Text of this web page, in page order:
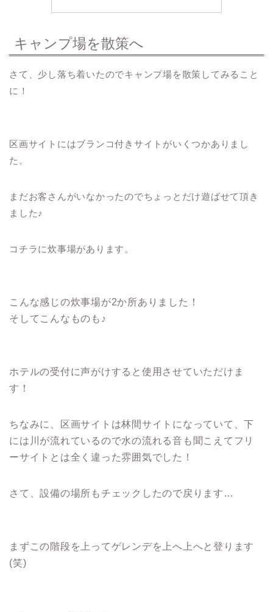
キャンプ場を散策へ
さて、少し落ち着いたのでキャンプ場を散策してみること
に！
区画サイトにはブランコ付きサイトがいくつかありまし
た。
まだお客さんがいなかったのでちょっとだけ遊ばせて頂き
ました♪
コチラに炊事場があります。
こんな感じの炊事場が2か所ありました！
そしてこんなものも♪
ホテルの受付に声がけすると使用させていただけま
す！
ちなみに、区画サイトは林間サイトになっていて、下
には川が流れているので水の流れる音も聞こえてフリ
ーサイトとは全く違った雰囲気でした！
さて、設備の場所もチェックしたので戻ります…
まずこの階段を上ってゲレンデを上へ上へと登ります
(笑)